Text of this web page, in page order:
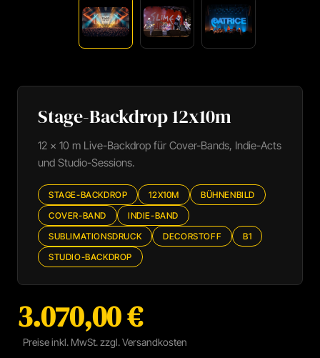
Stage-Backdrop 12x10m
12 × 10 m Live-Backdrop für Cover-Bands, Indie-Acts
und Studio-Sessions.
STAGE-BACKDROP 12X10M
BÜHNENBILD
COVER-BAND
INDIE-BAND
SUBLIMATIONSDRUCK
DECORSTOFF
B1
STUDIO-BACKDROP
Regulärer Preis:
3.070,00 €
Preise inkl. MwSt. zzgl. Versandkosten